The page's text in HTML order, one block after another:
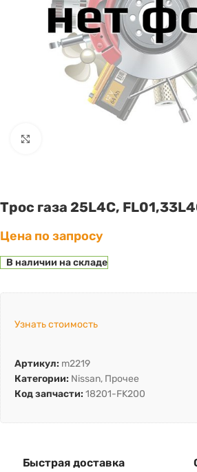
Трос газа 25L4C,
Цена по запросу
В наличии на складе
Узнать стоимость
Артикул: m2219
Категории: Nissan, Прочее
Код запчасти: 18201-FK200
Быстрая доставка